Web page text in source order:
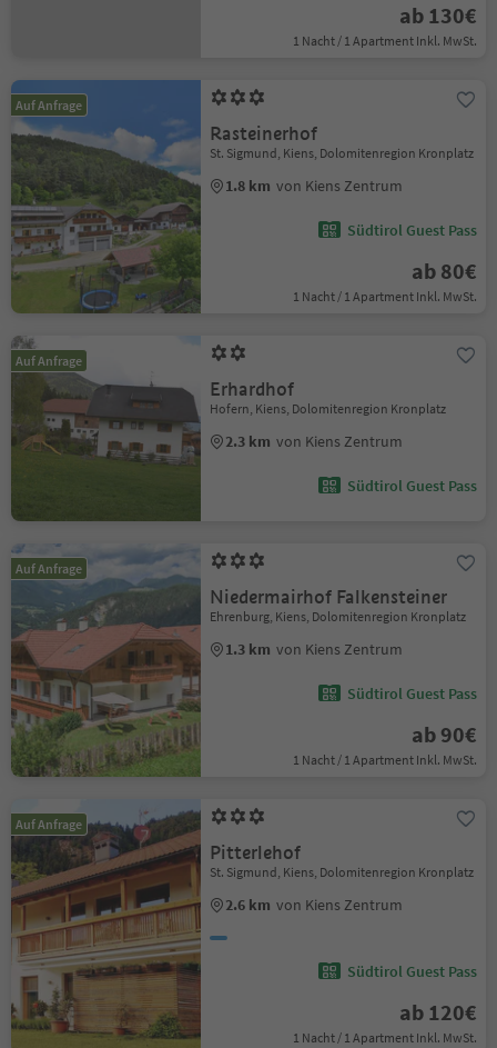
ab 130€
1 Nacht / 1 Apartment Inkl. MwSt.
Auf Anfrage
Rasteinerhof
St. Sigmund, Kiens, Dolomitenregion Kronplatz
1.8 km von Kiens Zentrum
Südtirol Guest Pass
ab 80€
1 Nacht / 1 Apartment Inkl. MwSt.
Auf Anfrage
Erhardhof
Hofern, Kiens, Dolomitenregion Kronplatz
2.3 km von Kiens Zentrum
Südtirol Guest Pass
Auf Anfrage
Niedermairhof Falkensteiner
Ehrenburg, Kiens, Dolomitenregion Kronplatz
1.3 km von Kiens Zentrum
Südtirol Guest Pass
ab 90€
1 Nacht / 1 Apartment Inkl. MwSt.
Auf Anfrage
Pitterlehof
St. Sigmund, Kiens, Dolomitenregion Kronplatz
2.6 km von Kiens Zentrum
Südtirol Guest Pass
ab 120€
1 Nacht / 1 Apartment Inkl. MwSt.